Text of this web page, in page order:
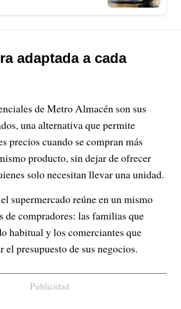
adaptada a cada
de Metro Almacén son sus
una alternativa que permite
precios cuando se compran más
producto, sin dejar de ofrecer
solo necesitan llevar una unidad.
supermercado reúne en un mismo
de compradores: las familias que
habitual y los comerciantes que
el presupuesto de sus negocios.
Publicidad